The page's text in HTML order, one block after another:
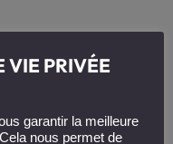
VIE PRIVÉE
garantir la meilleure
nous permet de